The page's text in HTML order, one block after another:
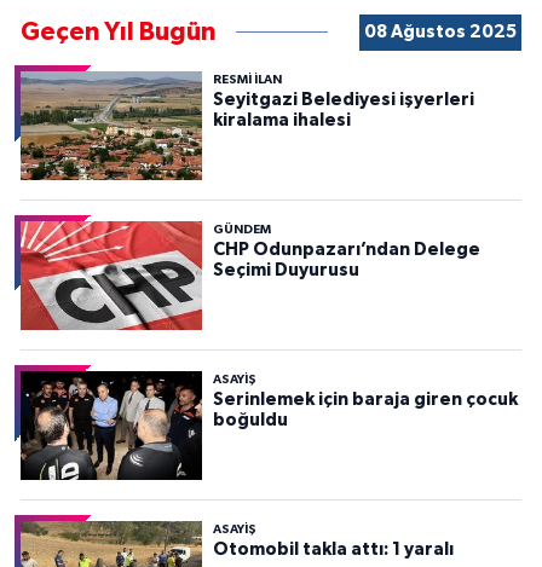
Geçen Yıl Bugün 08 Ağustos 2025
RESMİ İLAN
Seyitgazi Belediyesi işyerleri
kiralama ihalesi
GÜNDEM
CHP Odunpazarı’ndan Delege
Seçimi Duyurusu
ASAYİŞ
Serinlemek için baraja giren çocuk
boğuldu
ASAYİŞ
Otomobil takla attı: 1 yaralı